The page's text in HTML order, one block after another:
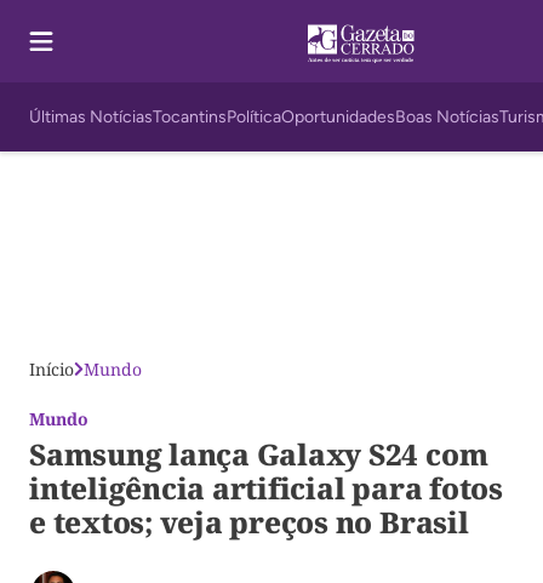
Últimas NotíciasTocantinsPolíticaOportunidadesBoas Notícias
Início Mundo
Mundo
Samsung lança Galaxy S24 com
inteligência artificial para fotos
e textos; veja preços no Brasil